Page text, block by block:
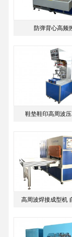
防弹背心高频
鞋垫鞋印高周波
高周波焊接成型机